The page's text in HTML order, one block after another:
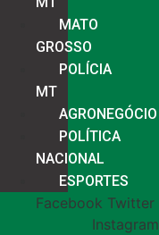
MATO
GROSSO
POLÍCIA
MT
AGRONEGÓCIO
POLÍTICA
NACIONAL
ESPORTES
Facebook Twitter
Instagram